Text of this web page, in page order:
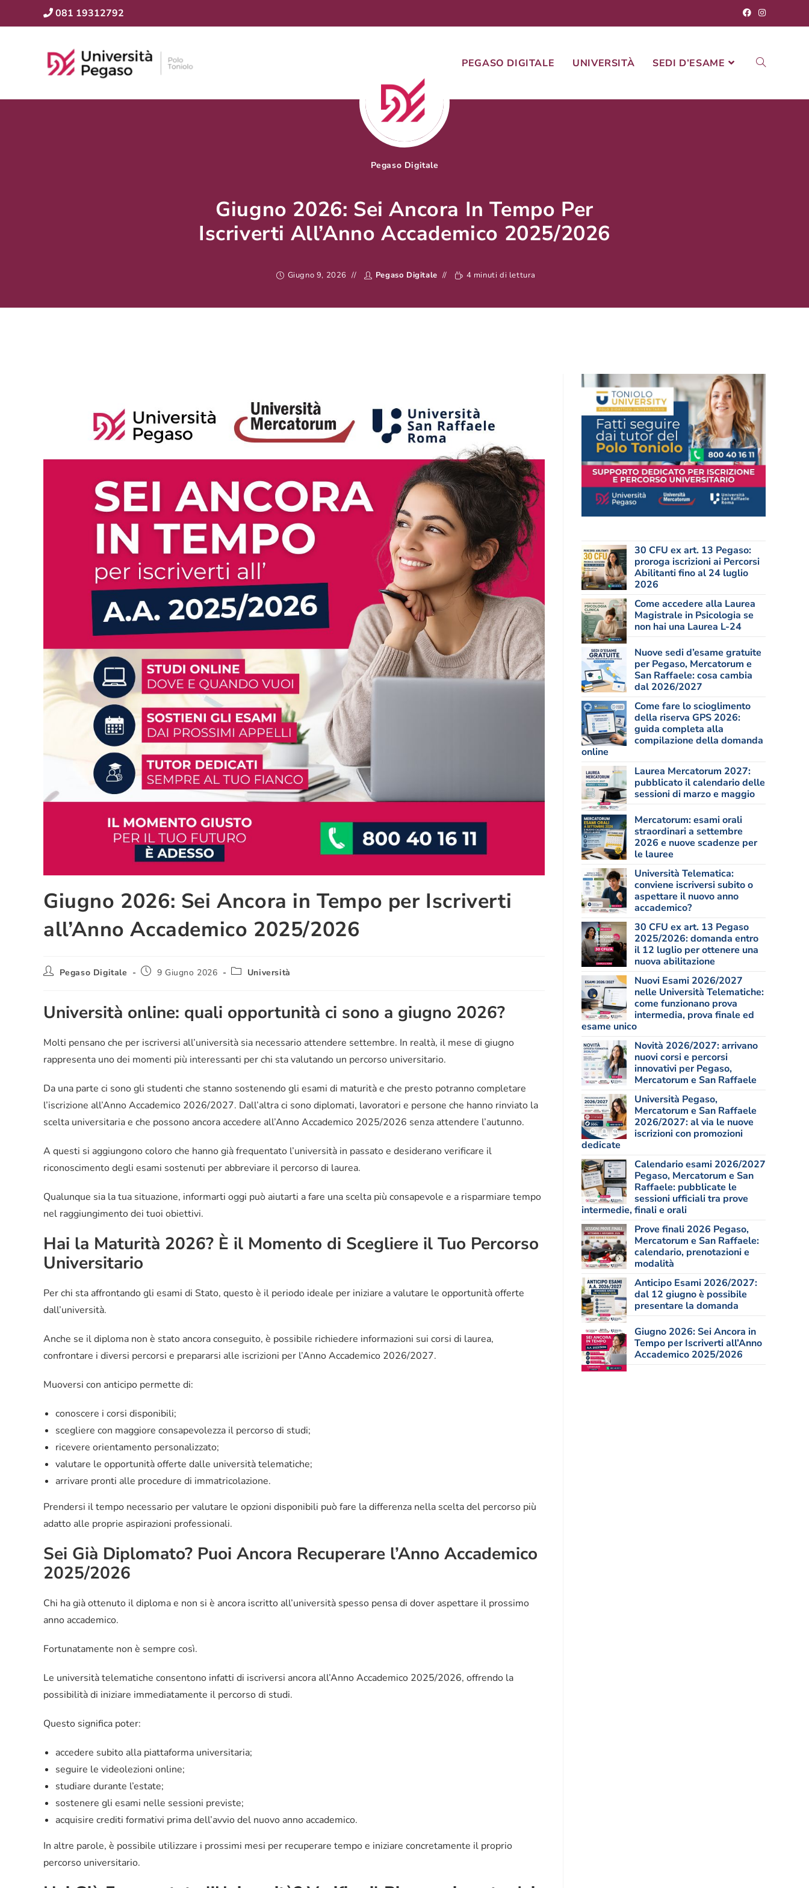
081 19312792
PEGASO DIGITALE UNIVERSITÀ SEDI D’ESAME
Pegaso Digitale
Giugno 2026: Sei Ancora In Tempo Per
Iscriverti All’Anno Accademico 2025/2026
Giugno 9, 2026 Pegaso Digitale 4 minuti di lettura
Giugno 2026: Sei Ancora in Tempo per Iscriverti
all’Anno Accademico 2025/2026
Pegaso Digitale 9 Giugno 2026 Università
Università online: quali opportunità ci sono a giugno 2026?
Molti pensano che per iscriversi all’università sia necessario attendere settembre. In realtà, il mese di giugno
rappresenta uno dei momenti più interessanti per chi sta valutando un percorso universitario.
Da una parte ci sono gli studenti che stanno sostenendo gli esami di maturità e che presto potranno completare
l’iscrizione all’Anno Accademico 2026/2027. Dall’altra ci sono diplomati, lavoratori e persone che hanno rinviato la
scelta universitaria e che possono ancora accedere all’Anno Accademico 2025/2026 senza attendere l’autunno.
A questi si aggiungono coloro che hanno già frequentato l’università in passato e desiderano verificare il
riconoscimento degli esami sostenuti per abbreviare il percorso di laurea.
Qualunque sia la tua situazione, informarti oggi può aiutarti a fare una scelta più consapevole e a risparmiare tempo
nel raggiungimento dei tuoi obiettivi.
Hai la Maturità 2026? È il Momento di Scegliere il Tuo Percorso
Universitario
Per chi sta affrontando gli esami di Stato, questo è il periodo ideale per iniziare a valutare le opportunità offerte
dall’università.
Anche se il diploma non è stato ancora conseguito, è possibile richiedere informazioni sui corsi di laurea,
confrontare i diversi percorsi e prepararsi alle iscrizioni per l’Anno Accademico 2026/2027.
Muoversi con anticipo permette di:
conoscere i corsi disponibili;
scegliere con maggiore consapevolezza il percorso di studi;
ricevere orientamento personalizzato;
valutare le opportunità offerte dalle università telematiche;
arrivare pronti alle procedure di immatricolazione.
Prendersi il tempo necessario per valutare le opzioni disponibili può fare la differenza nella scelta del percorso più
adatto alle proprie aspirazioni professionali.
Sei Già Diplomato? Puoi Ancora Recuperare l’Anno Accademico
2025/2026
Chi ha già ottenuto il diploma e non si è ancora iscritto all’università spesso pensa di dover aspettare il prossimo
anno accademico.
Fortunatamente non è sempre così.
Le università telematiche consentono infatti di iscriversi ancora all’Anno Accademico 2025/2026, offrendo la
possibilità di iniziare immediatamente il percorso di studi.
Questo significa poter:
accedere subito alla piattaforma universitaria;
seguire le videolezioni online;
studiare durante l’estate;
sostenere gli esami nelle sessioni previste;
acquisire crediti formativi prima dell’avvio del nuovo anno accademico.
In altre parole, è possibile utilizzare i prossimi mesi per recuperare tempo e iniziare concretamente il proprio
percorso universitario.
30 CFU ex art. 13 Pegaso:
proroga iscrizioni ai Percorsi
Abilitanti fino al 24 luglio
2026
Come accedere alla Laurea
Magistrale in Psicologia se
non hai una Laurea L-24
Nuove sedi d’esame gratuite
per Pegaso, Mercatorum e
San Raffaele: cosa cambia
dal 2026/2027
Come fare lo scioglimento
della riserva GPS 2026:
guida completa alla
compilazione della domanda
online
Laurea Mercatorum 2027:
pubblicato il calendario delle
sessioni di marzo e maggio
Mercatorum: esami orali
straordinari a settembre
2026 e nuove scadenze per
le lauree
Università Telematica:
conviene iscriversi subito o
aspettare il nuovo anno
accademico?
30 CFU ex art. 13 Pegaso
2025/2026: domanda entro
il 12 luglio per ottenere una
nuova abilitazione
Nuovi Esami 2026/2027
nelle Università Telematiche:
come funzionano prova
intermedia, prova finale ed
esame unico
Novità 2026/2027: arrivano
nuovi corsi e percorsi
innovativi per Pegaso,
Mercatorum e San Raffaele
Università Pegaso,
Mercatorum e San Raffaele
2026/2027: al via le nuove
iscrizioni con promozioni
dedicate
Calendario esami 2026/2027
Pegaso, Mercatorum e San
Raffaele: pubblicate le
sessioni ufficiali tra prove
intermedie, finali e orali
Prove finali 2026 Pegaso,
Mercatorum e San Raffaele:
calendario, prenotazioni e
modalità
Anticipo Esami 2026/2027:
dal 12 giugno è possibile
presentare la domanda
Giugno 2026: Sei Ancora in
Tempo per Iscriverti all’Anno
Accademico 2025/2026